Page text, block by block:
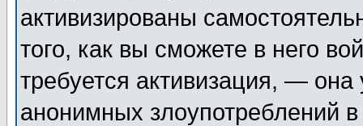
активизированы
того, как вы сможете в него
требуется активизация, —
анонимных злоупотреблений